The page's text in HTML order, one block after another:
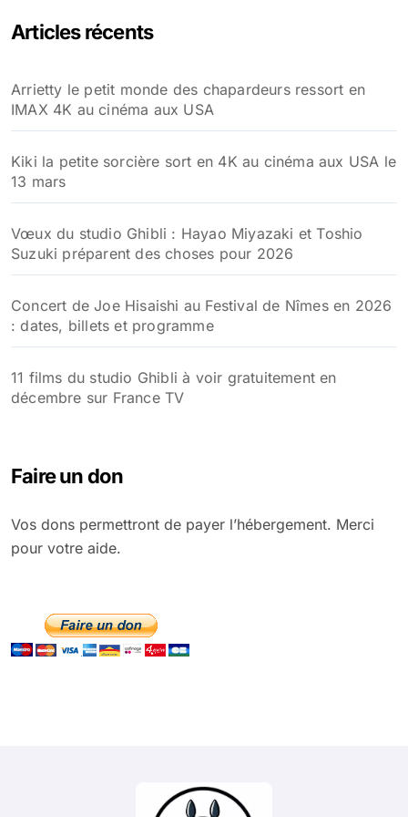
Articles récents
Arrietty le petit monde des chapardeurs ressort en
IMAX 4K au cinéma aux USA
Kiki la petite sorcière sort en 4K au cinéma aux USA le
13 mars
Vœux du studio Ghibli : Hayao Miyazaki et Toshio
Suzuki préparent des choses pour 2026
Concert de Joe Hisaishi au Festival de Nîmes en 2026
: dates, billets et programme
11 films du studio Ghibli à voir gratuitement en
décembre sur France TV
Faire un don
Vos dons permettront de payer l’hébergement. Merci
pour votre aide.